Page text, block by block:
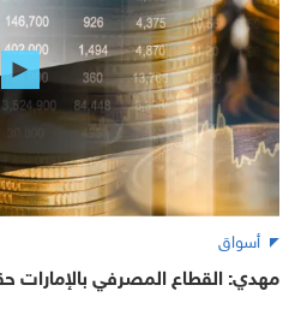
أسواق
مهدي: القطاع المصرفي بالإمارات